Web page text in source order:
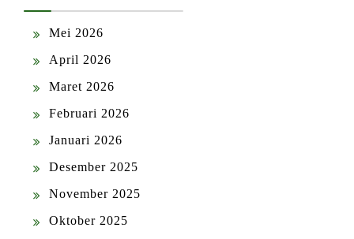
Mei 2026
April 2026
Maret 2026
Februari 2026
Januari 2026
Desember 2025
November 2025
Oktober 2025